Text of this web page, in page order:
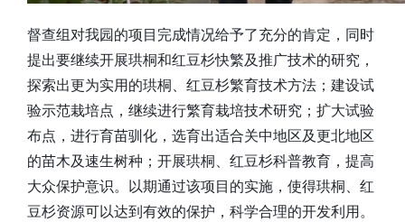
督查组对我园的项目完成情况给予了充分的肯定，同时
提出要继续开展珙桐和红豆杉快繁及推广技术的研究，
探索出更为实用的珙桐、红豆杉繁育技术方法；建设试
验示范栽培点，继续进行繁育栽培技术研究；扩大试验
布点，进行育苗驯化，选育出适合关中地区及更北地区
的苗木及速生树种；开展珙桐、红豆杉科普教育，提高
大众保护意识。以期通过该项目的实施，使得珙桐、红
豆杉资源可以达到有效的保护，科学合理的开发利用。